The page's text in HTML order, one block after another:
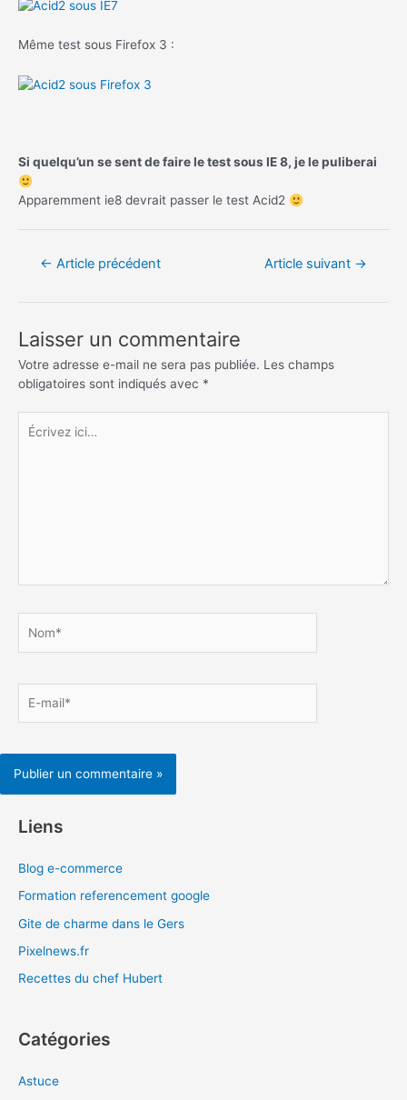
Même test sous Firefox 3 :
Si quelqu’un se sent de faire le test sous IE 8, je le puliberai
Apparemment ie8 devrait passer le test Acid2
Navigation
← Article précédent Article suivant →
Laisser un commentaire
Votre adresse e-mail ne sera pas publiée. Les champs
obligatoires sont indiqués avec *
Écrivez
ici…
mail*
Liens
Blog e-commerce
Formation referencement google
Gite de charme dans le Gers
Pixelnews.fr
Recettes du chef Hubert
Catégories
Astuce